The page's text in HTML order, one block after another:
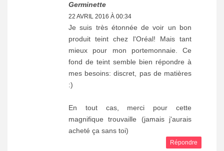
Germinette
22 AVRIL 2016 À 00:34
Je suis très étonnée de voir un bon
produit teint chez l'Oréal! Mais tant
mieux pour mon portemonnaie. Ce
fond de teint semble bien répondre à
mes besoins: discret, pas de matières
:)
En tout cas, merci pour cette
magnifique trouvaille (jamais j'aurais
acheté ça sans toi)
Répondre